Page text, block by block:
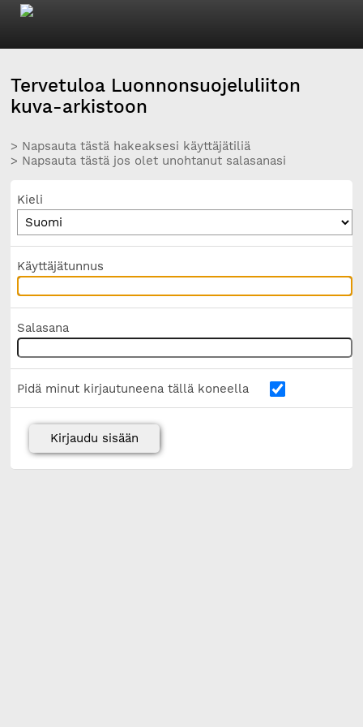
Tervetuloa Luonnonsuojeluliiton
kuva-arkistoon
> Napsauta tästä hakeaksesi käyttäjätiliä
> Napsauta tästä jos olet unohtanut salasanasi
Kieli
Käyttäjätunnus
Salasana
Pidä minut kirjautuneena tällä koneella